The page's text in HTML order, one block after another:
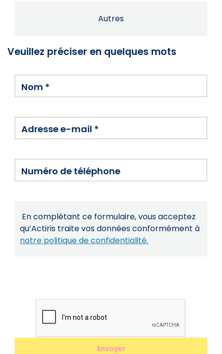
Autres
Veuillez préciser en quelques mots
Nom *
Adresse e-mail *
Numéro de téléphone
En complétant ce formulaire, vous acceptez
qu’Actiris traite vos données conformément à
notre politique de confidentialité.